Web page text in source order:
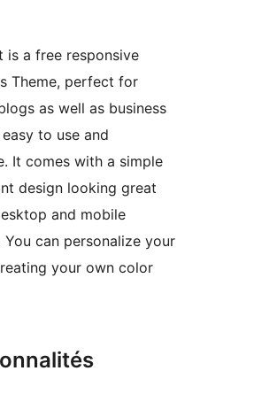
is a free responsive
Theme, perfect for
as well as business
to use and
It comes with a simple
design looking great
and mobile
You can personalize your
your own color